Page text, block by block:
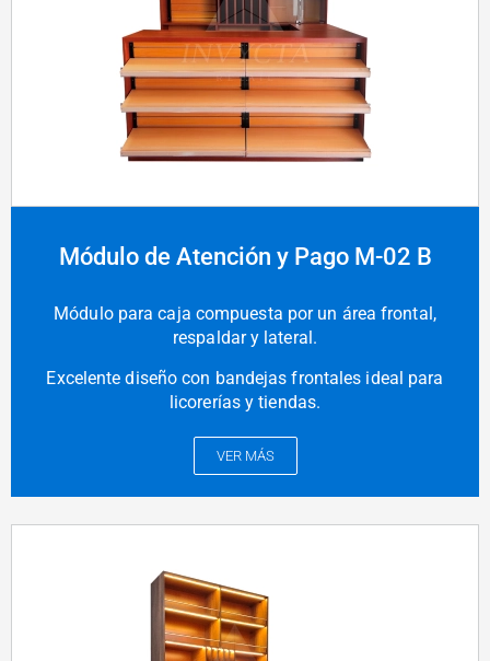
Módulo de Atención y Pago M-02 B
Módulo para caja compuesta por un área frontal,
respaldar y lateral.
Excelente diseño con bandejas frontales ideal para
licorerías y tiendas.
VER MÁS